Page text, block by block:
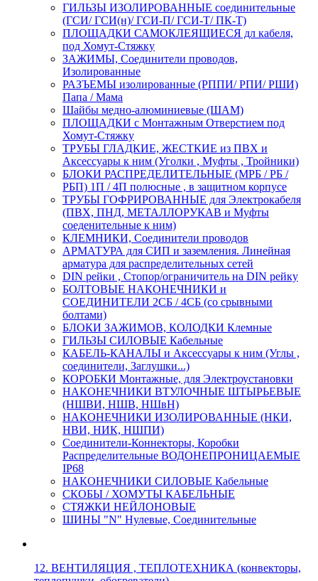
ГИЛЬЗЫ ИЗОЛИРОВАННЫЕ соединительные
(ГСИ/ ГСИ(н)/ ГСИ-П/ ГСИ-Т/ ПК-Т)
ПЛОЩАДКИ САМОКЛЕЯЩИЕСЯ дл кабеля,
под Хомут-Стяжку
ЗАЖИМЫ, Соединители проводов,
Изолированные
РАЗЪЕМЫ изолированные (РППИ/ РПИ/ РШИ)
Папа / Мама
Шайбы медно-алюминиевые (ШАМ)
ПЛОЩАДКИ с Монтажным Отверстием под
Хомут-Стяжку
ТРУБЫ ГЛАДКИЕ, ЖЕСТКИЕ из ПВХ и
Аксессуары к ним (Уголки , Муфты , Тройники)
БЛОКИ РАСПРЕДЕЛИТЕЛЬНЫЕ (МРБ / РБ /
РБП) 1П / 4П полюсные , в защитном корпусе
ТРУБЫ ГОФРИРОВАННЫЕ для Электрокабеля
(ПВХ, ПНД, МЕТАЛЛОРУКАВ и Муфты
соеденительные к ним)
КЛЕМНИКИ, Соединители проводов
АРМАТУРА для СИП и заземления. Линейная
арматура для распределительных сетей
DIN рейки , Стопор/ограничитель на DIN рейку
БОЛТОВЫЕ НАКОНЕЧНИКИ и
СОЕДИНИТЕЛИ 2СБ / 4СБ (со срывными
болтами)
БЛОКИ ЗАЖИМОВ, КОЛОДКИ Клемные
ГИЛЬЗЫ СИЛОВЫЕ Кабельные
КАБЕЛЬ-КАНАЛЫ и Аксессуары к ним (Углы ,
соединители, Заглушки...)
КОРОБКИ Монтажные, для Электроустановки
НАКОНЕЧНИКИ ВТУЛОЧНЫЕ ШТЫРЬЕВЫЕ
(НШВИ, НШВ, НШвН)
НАКОНЕЧНИКИ ИЗОЛИРОВАННЫЕ (НКИ,
НВИ, НИК, НШПИ)
Соединители-Коннекторы, Коробки
Распределительные ВОДОНЕПРОНИЦАЕМЫЕ
IP68
НАКОНЕЧНИКИ СИЛОВЫЕ Кабельные
СКОБЫ / ХОМУТЫ КАБЕЛЬНЫЕ
СТЯЖКИ НЕЙЛОНОВЫЕ
ШИНЫ "N" Нулевые, Соединительные
12. ВЕНТИЛЯЦИЯ , ТЕПЛОТЕХНИКА (конвекторы,